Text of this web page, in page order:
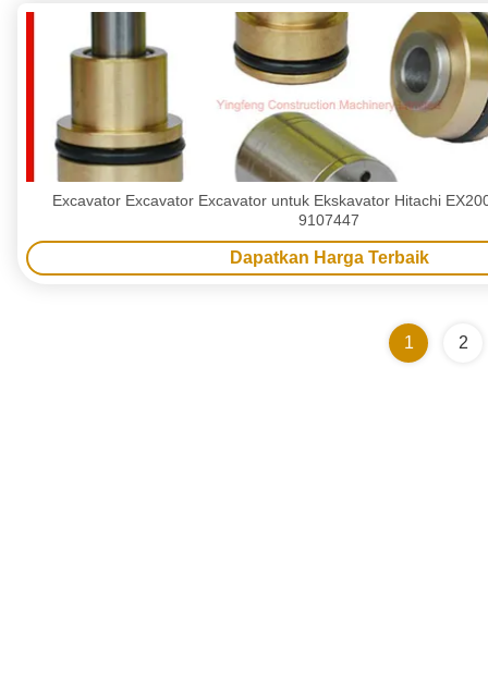
Excavator Excavator Excavator untuk Ekskavator Hitachi
9107447
Dapatkan Harga Terbaik
1 2